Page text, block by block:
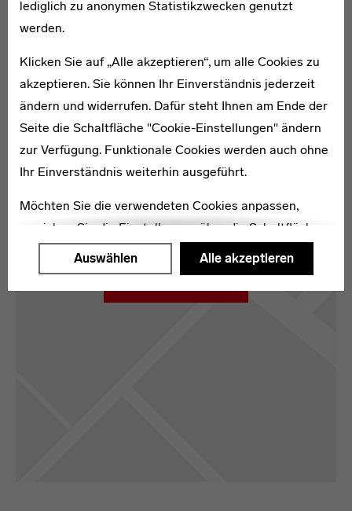
lediglich zu anonymen Statistikzwecken genutzt
werden.
Klicken Sie auf „Alle akzeptieren“, um alle Cookies zu
akzeptieren. Sie können Ihr Einverständnis jederzeit
ändern und widerrufen. Dafür steht Ihnen am Ende der
Seite die Schaltfläche "Cookie-Einstellungen" ändern
zur Verfügung. Funktionale Cookies werden auch ohne
Ihr Einverständnis weiterhin ausgeführt.
Möchten Sie die verwendeten Cookies anpassen,
erreichen Sie die Einstellungen über die Schaltfläche
"Auswählen".
Datenschutzerklärungoder demImpressum
Auswählen Alle akzeptieren
Karte